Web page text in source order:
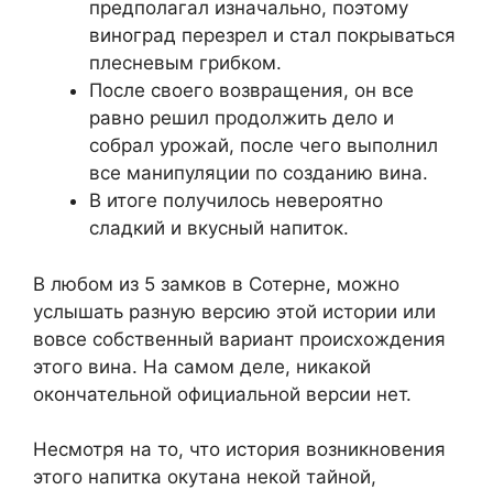
предполагал изначально, поэтому
виноград перезрел и стал покрываться
плесневым грибком.
После своего возвращения, он все
равно решил продолжить дело и
собрал урожай, после чего выполнил
все манипуляции по созданию вина.
В итоге получилось невероятно
сладкий и вкусный напиток.
В любом из 5 замков в Сотерне, можно
услышать разную версию этой истории или
вовсе собственный вариант происхождения
этого вина. На самом деле, никакой
окончательной официальной версии нет.
Несмотря на то, что история возникновения
этого напитка окутана некой тайной,